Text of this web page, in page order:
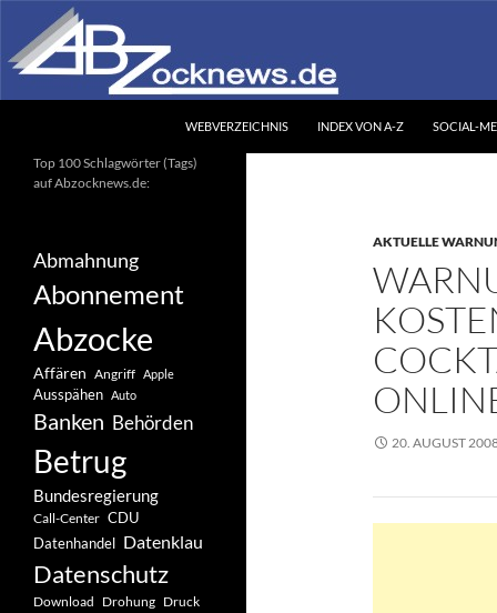
Inhalt
springen
WEBVERZEICHNIS INDEX VON A-Z SOCIAL-
AKTUELLE
20. AUGUST
Ihr unabhängiges
Informationsportal
Top 100 Schlagwörter (Tags)
auf Abzocknews.de:
Abmahnung
Abonnement
Abzocke
Affären Angriff Apple
Ausspähen Auto
Banken Behörden
Betrug
Bundesregierung
Call-Center CDU
Datenhandel Datenklau
Datenschutz
Download Drohung Druck